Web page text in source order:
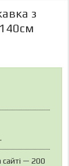
з
сайті — 200